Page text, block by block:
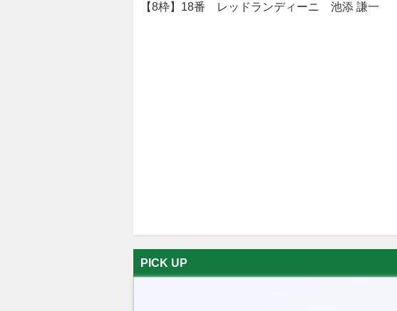
【8枠】18番 レッドランディーニ 池添 謙一
PICK UP